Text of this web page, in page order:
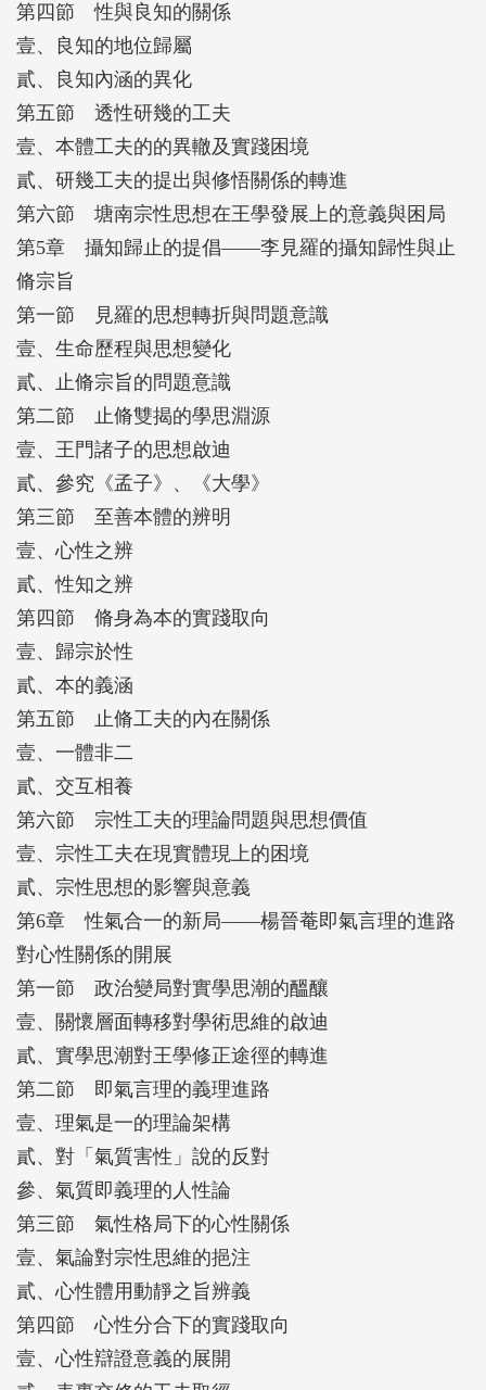
第四節 性與良知的關係
壹、良知的地位歸屬
貳、良知內涵的異化
第五節 透性研幾的工夫
壹、本體工夫的的異轍及實踐困境
貳、研幾工夫的提出與修悟關係的轉進
第六節 塘南宗性思想在王學發展上的意義與困局
第5章 攝知歸止的提倡——李見羅的攝知歸性與止
脩宗旨
第一節 見羅的思想轉折與問題意識
壹、生命歷程與思想變化
貳、止脩宗旨的問題意識
第二節 止脩雙揭的學思淵源
壹、王門諸子的思想啟迪
貳、參究《孟子》、《大學》
第三節 至善本體的辨明
壹、心性之辨
貳、性知之辨
第四節 脩身為本的實踐取向
壹、歸宗於性
貳、本的義涵
第五節 止脩工夫的內在關係
壹、一體非二
貳、交互相養
第六節 宗性工夫的理論問題與思想價值
壹、宗性工夫在現實體現上的困境
貳、宗性思想的影響與意義
第6章 性氣合一的新局——楊晉菴即氣言理的進路
對心性關係的開展
第一節 政治變局對實學思潮的醞釀
壹、關懷層面轉移對學術思維的啟迪
貳、實學思潮對王學修正途徑的轉進
第二節 即氣言理的義理進路
壹、理氣是一的理論架構
貳、對「氣質害性」說的反對
參、氣質即義理的人性論
第三節 氣性格局下的心性關係
壹、氣論對宗性思維的挹注
貳、心性體用動靜之旨辨義
第四節 心性分合下的實踐取向
壹、心性辯證意義的展開